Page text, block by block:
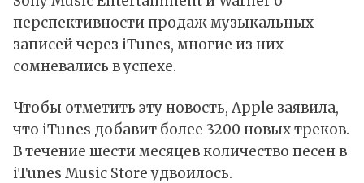
перспективности продаж музыкальных
записей через iTunes, многие из них
сомневались в успехе.
Чтобы отметить эту новость, Apple заявила,
что iTunes добавит более 3200 новых треков.
В течение шести месяцев количество песен в
iTunes Music Store удвоилось.